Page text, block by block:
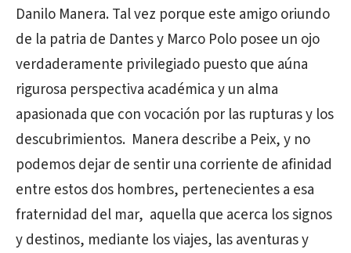
Danilo Manera. Tal vez porque este amigo oriundo
de la patria de Dantes y Marco Polo posee un ojo
verdaderamente privilegiado puesto que aúna
rigurosa perspectiva académica y un alma
apasionada que con vocación por las rupturas y los
descubrimientos. Manera describe a Peix, y no
podemos dejar de sentir una corriente de afinidad
entre estos dos hombres, pertenecientes a esa
fraternidad del mar, aquella que acerca los signos
y destinos, mediante los viajes, las aventuras y